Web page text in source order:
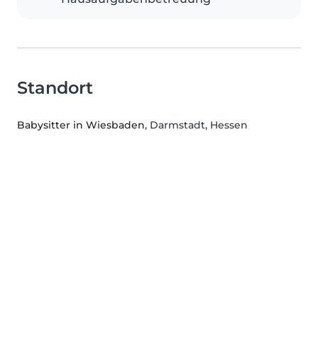
Standort
Babysitter in Wiesbaden, Darmstadt, Hessen